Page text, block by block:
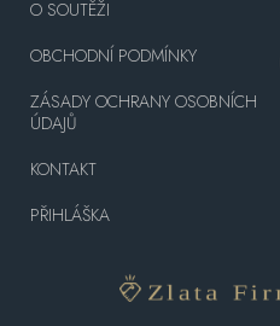
O SOUTĚŽI
OBCHODNÍ PODMÍNKY
ZÁSADY OCHRANY OSOBNÍCH
ÚDAJŮ
KONTAKT
PŘIHLÁŠKA